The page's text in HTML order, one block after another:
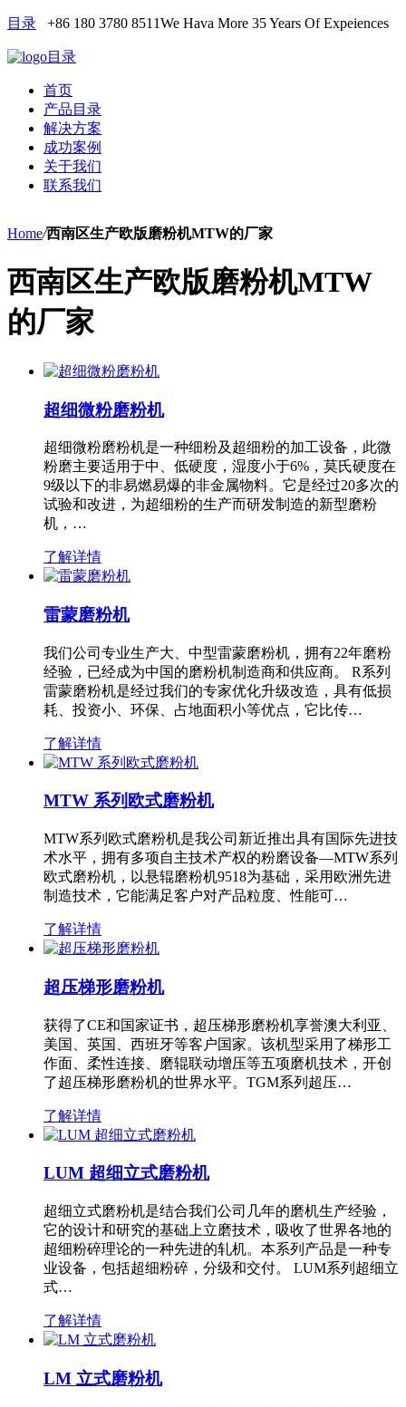
目录 +86 180 3780 8511We Hava More 35 Years Of Expeiences
目录
首页
产品目录
解决方案
成功案例
关于我们
联系我们
Home/西南区生产欧版磨粉机MTW的厂家
西南区生产欧版磨粉机MTW
的厂家
超细微粉磨粉机
超细微粉磨粉机是一种细粉及超细粉的加工设备，此微
粉磨主要适用于中、低硬度，湿度小于6%，莫氏硬度在
9级以下的非易燃易爆的非金属物料。它是经过20多次的
试验和改进，为超细粉的生产而研发制造的新型磨粉
机，…
了解详情
雷蒙磨粉机
我们公司专业生产大、中型雷蒙磨粉机，拥有22年磨粉
经验，已经成为中国的磨粉机制造商和供应商。 R系列
雷蒙磨粉机是经过我们的专家优化升级改造，具有低损
耗、投资小、环保、占地面积小等优点，它比传…
了解详情
MTW 系列欧式磨粉机
MTW系列欧式磨粉机是我公司新近推出具有国际先进技
术水平，拥有多项自主技术产权的粉磨设备—MTW系列
欧式磨粉机，以悬辊磨粉机9518为基础，采用欧洲先进
制造技术，它能满足客户对产品粒度、性能可…
了解详情
超压梯形磨粉机
获得了CE和国家证书，超压梯形磨粉机享誉澳大利亚、
美国、英国、西班牙等客户国家。该机型采用了梯形工
作面、柔性连接、磨辊联动增压等五项磨机技术，开创
了超压梯形磨粉机的世界水平。TGM系列超压…
了解详情
LUM 超细立式磨粉机
超细立式磨粉机是结合我们公司几年的磨机生产经验，
它的设计和研究的基础上立磨技术，吸收了世界各地的
超细粉碎理论的一种先进的轧机。本系列产品是一种专
业设备，包括超细粉碎，分级和交付。 LUM系列超细立
式…
了解详情
LM 立式磨粉机